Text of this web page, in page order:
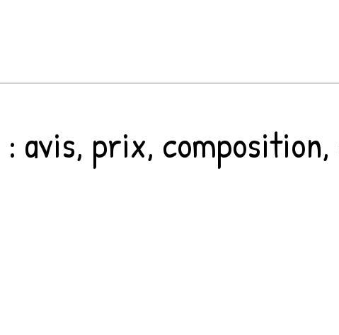
: avis, prix,